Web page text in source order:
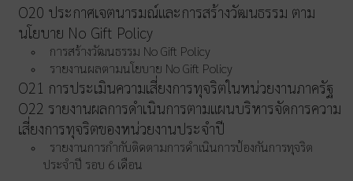
O20 ประกาศเจตนารมณ์และการสร้างวัฒนธรรม ตาม
นโยบาย No Gift Policy
การสร้างวัฒนธรรม No Gift Policy
รายงานผลตามนโยบาย No Gift Policy
O21 การประเมินความเสี่ยงการทุจริตในหน่วยงานภาครัฐ
O22 รายงานผลการดำเนินการตามแผนบริหารจัดการความ
เสี่ยงการทุจริตของหน่วยงานประจำปี
รายงานการกำกับติดตามการดำเนินการป้องกันการทุจริต
ประจำปี รอบ 6 เดือน